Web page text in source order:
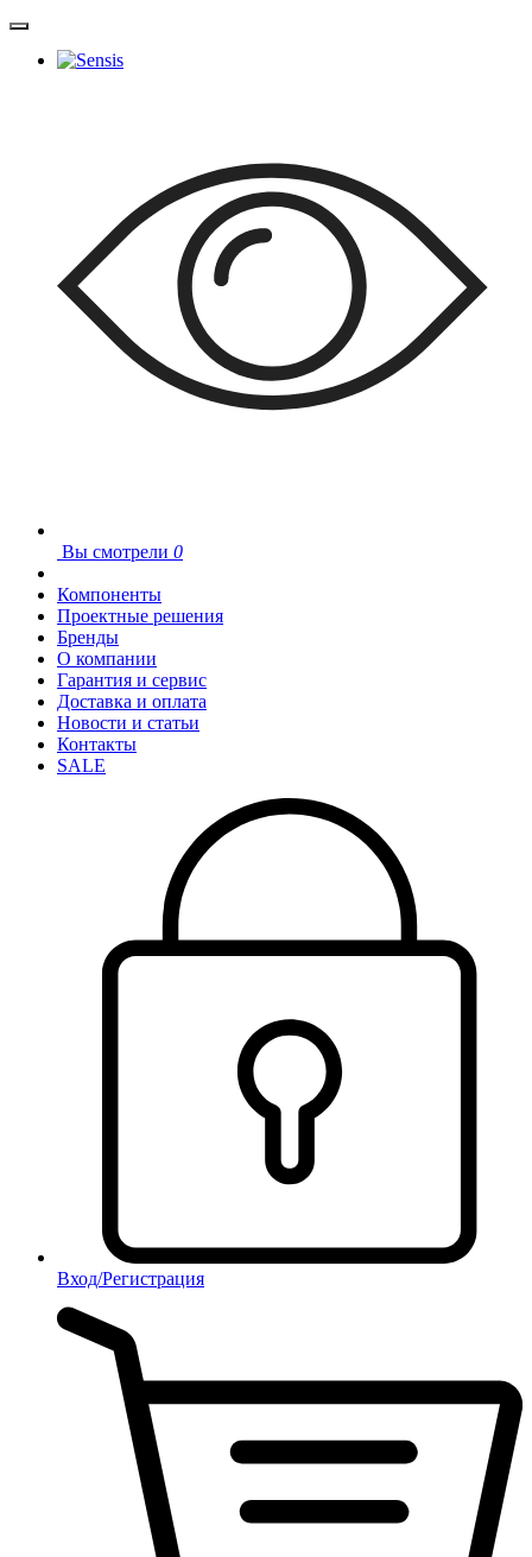
Вы смотрели 0
Компоненты
Проектные решения
Бренды
О компании
Гарантия и сервис
Доставка и оплата
Новости и статьи
Контакты
SALE
Вход/Регистрация